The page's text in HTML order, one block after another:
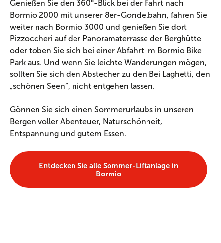
Genießen Sie den 360°-Blick bei der Fahrt nach
Bormio 2000 mit unserer 8er-Gondelbahn, fahren Sie
weiter nach Bormio 3000 und genießen Sie dort
Pizzoccheri auf der Panoramaterrasse der Berghütte
oder toben Sie sich bei einer Abfahrt im Bormio Bike
Park aus. Und wenn Sie leichte Wanderungen mögen,
sollten Sie sich den Abstecher zu den Bei Laghetti, den
„schönen Seen“, nicht entgehen lassen.
Gönnen Sie sich einen Sommerurlaubs in unseren
Bergen voller Abenteuer, Naturschönheit,
Entspannung und gutem Essen.
Entdecken Sie alle Sommer-Liftanlage in
Bormio